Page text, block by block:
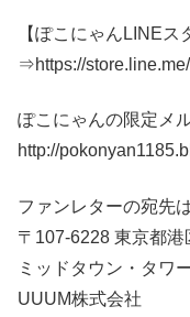
【ぽこにゃんLINEス
⇒https://
ぽこにゃんの限定メ
http://
ファンレターの宛先
〒107-6228 東京都港
ミッドタウン・タワ
UUUM株式会社